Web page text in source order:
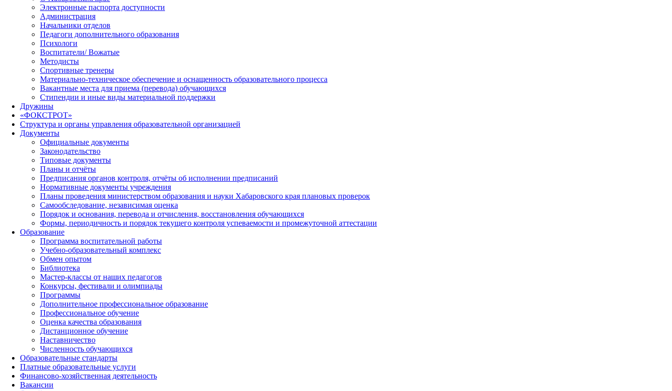
Электронные паспорта доступности
Администрация
Начальники отделов
Педагоги дополнительного образования
Психологи
Воспитатели/ Вожатые
Методисты
Спортивные тренеры
Материально-техническое обеспечение и оснащенность образовательного процесса
Вакантные места для приема (перевода) обучающихся
Стипендии и иные виды материальной поддержки
Дружины
«ФОКСТРОТ»
Структура и органы управления образовательной организацией
Документы
Официальные документы
Законодательство
Типовые документы
Планы и отчёты
Предписания органов контроля, отчёты об исполнении предписаний
Нормативные документы учреждения
Планы проведения министерством образования и науки Хабаровского края плановых проверок
Самообследование, независимая оценка
Порядок и основания, перевода и отчисления, восстановления обучающихся
Формы, периодичность и порядок текущего контроля успеваемости и промежуточной аттестации
Образование
Программа воспитательной работы
Учебно-образовательный комплекс
Обмен опытом
Библиотека
Мастер-классы от наших педагогов
Конкурсы, фестивали и олимпиады
Программы
Дополнительное профессиональное образование
Профессиональное обучение
Оценка качества образования
Дистанционное обучение
Наставничество
Численность обучающихся
Образовательные стандарты
Платные образовательные услуги
Финансово-хозяйственная деятельность
Вакансии